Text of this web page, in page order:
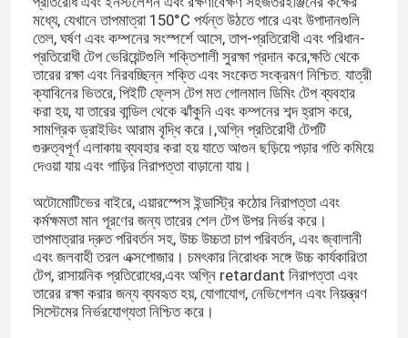
মধ্যে, যেখানে তাপমাত্রা 150°C পর্যন্ত উঠতে পারে এবং উপাদানগুলি
তেল, ঘর্ষণ এবং কম্পনের সংস্পর্শে আসে, তাপ-প্রতিরোধী এবং পরিধান-
প্রতিরোধী টেপ ভেরিয়েন্টগুলি শক্তিশালী সুরক্ষা প্রদান করে,ক্ষতি থেকে
তারের রক্ষা এবং নিরবচ্ছিন্ন শক্তি এবং সংকেত সংক্রমণ নিশ্চিত. যাত্রী
ক্যাবিনের ভিতরে, পিইটি ফ্লেস টেপ মত গোলমাল ডিমিং টেপ ব্যবহার
করা হয়, যা তারের বান্ডিল থেকে ঝাঁকুনি এবং কম্পনের শব্দ হ্রাস করে,
সামগ্রিক ড্রাইভিং আরাম বৃদ্ধি করে।,অগ্নি প্রতিরোধী টেপটি
গুরুত্বপূর্ণ এলাকায় ব্যবহার করা হয় যাতে আগুন ছড়িয়ে পড়ার গতি কমিয়ে
দেওয়া যায় এবং গাড়ির নিরাপত্তা বাড়ানো যায়।
অটোমোটিভের বাইরে, এয়ারস্পেস ইন্ডাস্ট্রি কঠোর নিরাপত্তা এবং
কর্মক্ষমতা মান পূরণের জন্য তারের শেল টেপ উপর নির্ভর করে।
তাপমাত্রার দ্রুত পরিবর্তন সহ, উচ্চ উচ্চতা চাপ পরিবর্তন, এবং জ্বালানী
এবং জলবাহী তরল এক্সপোজার। চমৎকার নিরোধক সঙ্গে উচ্চ কার্যকারিতা
টেপ, রাসায়নিক প্রতিরোধের,এবং অগ্নি retardant নিরাপত্তা এবং
তারের রক্ষা করার জন্য ব্যবহৃত হয়, যোগাযোগ, নেভিগেশন এবং নিয়ন্ত্রণ
সিস্টেমের নির্ভরযোগ্যতা নিশ্চিত করে।